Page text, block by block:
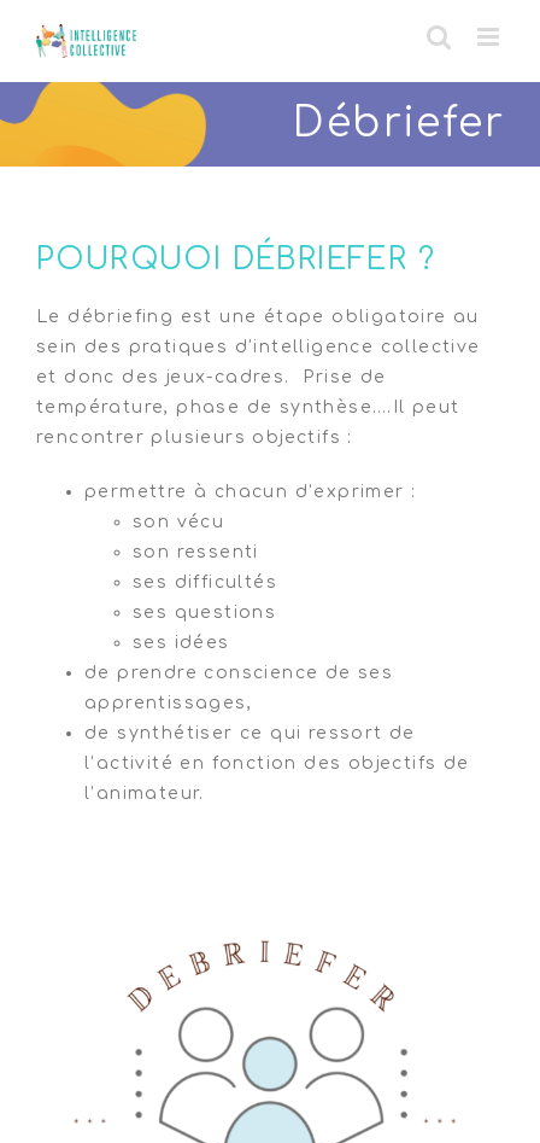
Débriefer
POURQUOI DÉBRIEFER ?
Le débriefing est une étape obligatoire au
sein des pratiques d’intelligence collective
et donc des jeux-cadres. Prise de
température, phase de synthèse….Il peut
rencontrer plusieurs objectifs :
permettre à chacun d’exprimer :
son vécu
son ressenti
ses difficultés
ses questions
ses idées
de prendre conscience de ses
apprentissages,
de synthétiser ce qui ressort de
l’activité en fonction des objectifs de
l’animateur.